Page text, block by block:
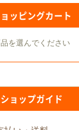
ッピングカート
を選んでください
ショップガイド